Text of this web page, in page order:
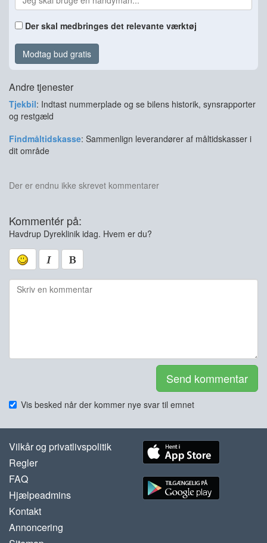
Der skal medbringes det relevante værktøj
Modtag bud gratis
Andre tjenester
Tjekbil: Indtast nummerplade og se bilens historik, synsrapporter
og restgæld
Findmåltidskasse: Sammenlign leverandører af måltidskasser i
dit område
Der er endnu ikke skrevet kommentarer
Kommentér på:
Havdrup Dyreklinik idag. Hvem er du?
Send kommentar
Vis besked når der kommer nye svar til emnet
Vilkår og privatlivspolitik
Regler
FAQ
Hjælpeadmins
Kontakt
Annoncering